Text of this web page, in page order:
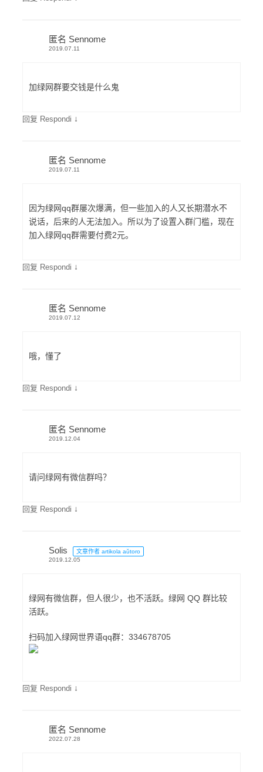
匿名 Sennome
2019.07.11
加绿网群要交钱是什么鬼
回复 Respondi ↓
匿名 Sennome
2019.07.11
因为绿网qq群屡次爆满，但一些加入的人又长期潜水不
说话，后来的人无法加入。所以为了设置入群门槛，现在
加入绿网qq群需要付费2元。
回复 Respondi ↓
匿名 Sennome
2019.07.12
哦，懂了
回复 Respondi ↓
匿名 Sennome
2019.12.04
请问绿网有微信群吗？
回复 Respondi ↓
Solis
文章作者 artikola aŭtoro
2019.12.05
绿网有微信群，但人很少，也不活跃。绿网 QQ 群比较
活跃。
扫码加入绿网世界语qq群：334678705
回复 Respondi ↓
匿名 Sennome
2022.07.28